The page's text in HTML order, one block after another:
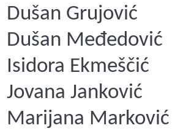
Dušan Grujović
Dušan Međedović
Isidora Ekmeščić
Jovana Janković
Marijana Marković